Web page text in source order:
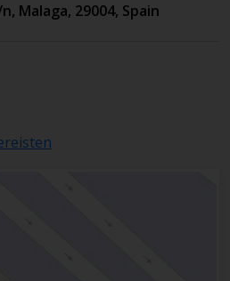
, Malaga, 29004, Spain